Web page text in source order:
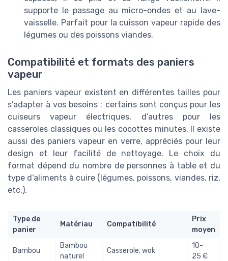
supporte le passage au micro-ondes et au lave-
vaisselle. Parfait pour la cuisson vapeur rapide des
légumes ou des poissons viandes.
Compatibilité et formats des paniers
vapeur
Les paniers vapeur existent en différentes tailles pour
s’adapter à vos besoins : certains sont conçus pour les
cuiseurs vapeur électriques, d’autres pour les
casseroles classiques ou les cocottes minutes. Il existe
aussi des paniers vapeur en verre, appréciés pour leur
design et leur facilité de nettoyage. Le choix du
format dépend du nombre de personnes à table et du
type d’aliments à cuire (légumes, poissons, viandes, riz,
etc.).
Type de
panier
Matériau Compatibilité
Prix
moyen
Bambou
Bambou
naturel
Casserole, wok
10-
25 €